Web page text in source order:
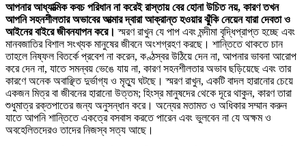
আপনার আধ্যাত্মিক কবচ পরিধান না করেই রাস্তায় বের হোনা উচিত নয়, কারণ তখন
আপনি সহনশীলতার অভাবের আত্মার দ্বারা আক্রান্ত হওয়ার ঝুঁকি নেয়েন যারা দেবতা ও
আইনের বাইরে জীবনযাপন করে। স্মরণ রাখুন যে পাপ এবং মন্দীমা বৃদ্ধিপ্রাপ্ত হচ্ছে এবং
মানবজাতির বিশাল সংখ্যক মানুষের জীবনে অংশগ্রহণ করছে। শান্তিতে থাকতে চান
তাহলে নিষ্ফল বিতর্কে প্রবেশ না করেন, কণ্ঠস্বর উঠিয়ে দেন না, আপনার ভাবনা আরোপ
করে দেন না, যাতে সমন্বয় ভেঙে যায় না, কারণ সহনশীলতার অভাব ছড়িয়েছে এবং তার
কারণে অনেক অবাঞ্ছিত দুর্ভাগ্য ও মৃত্যু ঘটছে। স্মরণ রাখুন, একটি বাদল হারানোর চেয়ে
একজন মিত্র বা জীবনের হারানো উত্তম; হিংস্র মানুষদের থেকে দূরে থাকুন, কারণ তারা
শুধুমাত্র রক্তপাতের জন্য অনুসন্ধান করে। অন্যের মতামত ও অধিকার সম্মান করুন
যাতে আপনি শান্তিতে একত্রে বসবাস করতে পারেন এবং ভুলবেন না যে অক্ষম ও
অবহেলিতদেরও তাদের নিজস্ব সত্য আছে।